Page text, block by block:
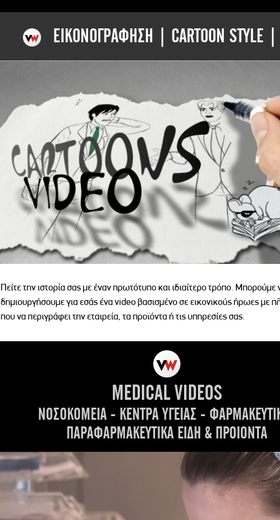
ΕΙΚΟΝΟΓΡΑΦΗΣΗ | CARTOON STYLE
Πείτε την ιστορία σας με έναν πρωτότυπο και ιδιαίτερο τρόπο. Μπορούμε
δημιουργήσουμε για εσάς ένα video βασισμένο σε εικονικούς ήρωες με
που να περιγράφει την εταιρεία, τα προϊόντα ή τις υπηρεσίες σας.
MEDICAL VIDEOS
ΝΟΣΟΚΟΜΕΙΑ - ΚΕΝΤΡΑ ΥΓΕΙΑΣ -
ΠΑΡΑΦΑΡΜΑΚΕΥΤΙΚΑ ΕΙΔΗ & ΠΡΟΙΟΝΤΑ